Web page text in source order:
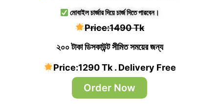
মোবাইল চার্জার দিয়ে চার্জ দিতে পারবেন।
Price:1490 Tk
২০০ টাকা ডিসকাউন্ট সীমিত সময়ের জন্য
Price:1290 Tk . Delivery Free
Order Now